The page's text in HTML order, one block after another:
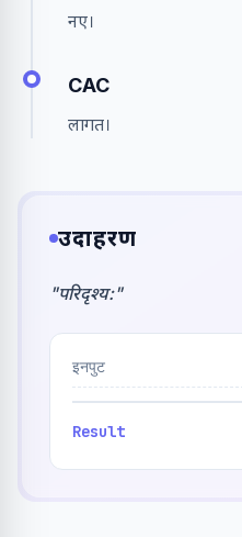
नए।
CAC
लागत।
उदाहरण
"परिदृश्य:"
इनपुट
Result